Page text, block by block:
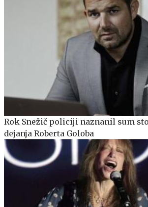
Rok Snežič policiji naznanil sum
dejanja Roberta Goloba